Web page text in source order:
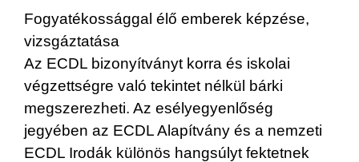
Fogyatékossággal élő emberek képzése,
vizsgáztatása
Az ECDL bizonyítványt korra és iskolai
végzettségre való tekintet nélkül bárki
megszerezheti. Az esélyegyenlőség
jegyében az ECDL Alapítvány és a nemzeti
ECDL Irodák különös hangsúlyt fektetnek